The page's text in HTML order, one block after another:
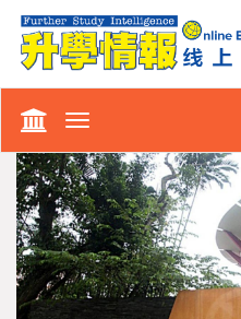
Toggle